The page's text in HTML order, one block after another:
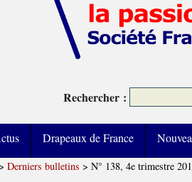
Rechercher :
Drapeaux de France
> Derniers bulletins > N° 138, 4e trimestre